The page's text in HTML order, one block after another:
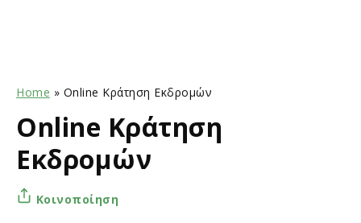
Home » Online Κράτηση Εκδρομών
Online Κράτηση
Εκδρομών
Κοινοποίηση